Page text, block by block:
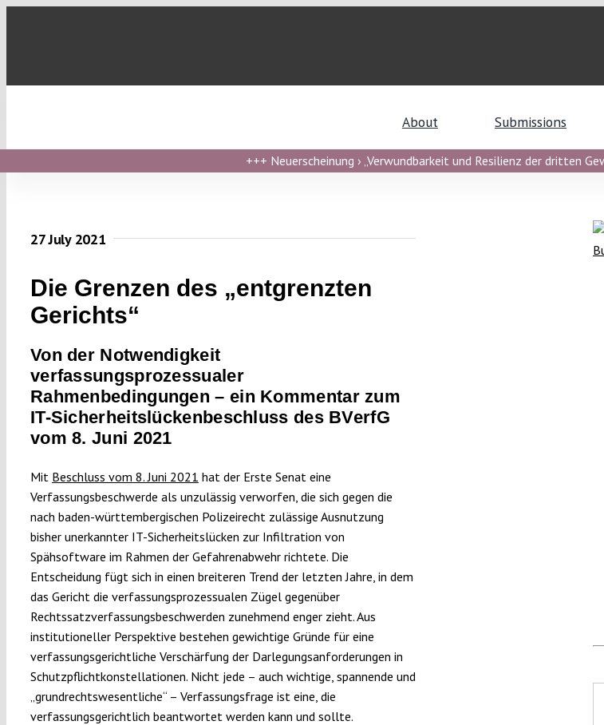
About Submissions
+++ Neuerscheinung › „Verwundbarkeit und Resilienz der dritten
27 July 2021
Die Grenzen des „entgrenzten
Gerichts“
Von der Notwendigkeit
verfassungsprozessualer
Rahmenbedingungen – ein Kommentar zum
IT-Sicherheitslückenbeschluss des BVerfG
vom 8. Juni 2021
Mit Beschluss vom 8. Juni 2021 hat der Erste Senat eine
Verfassungsbeschwerde als unzulässig verworfen, die sich gegen die
nach baden-württembergischen Polizeirecht zulässige Ausnutzung
bisher unerkannter IT-Sicherheitslücken zur Infiltration von
Spähsoftware im Rahmen der Gefahrenabwehr richtete. Die
Entscheidung fügt sich in einen breiteren Trend der letzten Jahre, in dem
das Gericht die verfassungsprozessualen Zügel gegenüber
Rechtssatzverfassungsbeschwerden zunehmend enger zieht. Aus
institutioneller Perspektive bestehen gewichtige Gründe für eine
verfassungsgerichtliche Verschärfung der Darlegungsanforderungen in
Schutzpflichtkonstellationen. Nicht jede – auch wichtige, spannende und
„grundrechtswesentliche“ – Verfassungsfrage ist eine, die
verfassungsgerichtlich beantwortet werden kann und sollte.